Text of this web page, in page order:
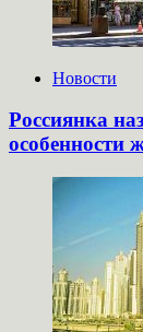
Новости
Россиянка